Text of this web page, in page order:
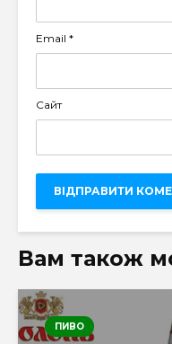
Email *
Сайт
Вам також
ПИВО